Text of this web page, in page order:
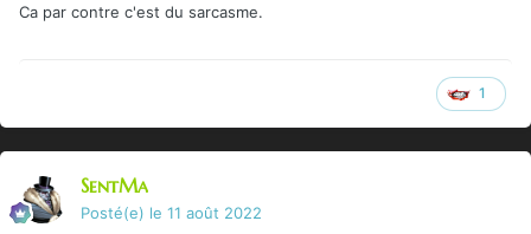
Ca par contre c'est du sarcasme.
1
SentMa
Posté(e) le 11 août 2022